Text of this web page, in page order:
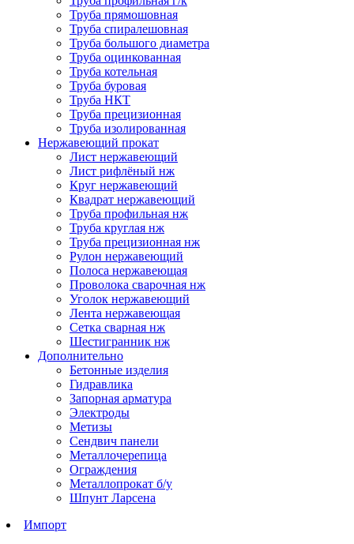
Труба прямошовная
Труба спиралешовная
Труба большого диаметра
Труба оцинкованная
Труба котельная
Труба буровая
Труба НКТ
Труба прецизионная
Труба изолированная
Нержавеющий прокат
Лист нержавеющий
Лист рифлёный нж
Круг нержавеющий
Квадрат нержавеющий
Труба профильная нж
Труба круглая нж
Труба прецизионная нж
Рулон нержавеющий
Полоса нержавеющая
Проволока сварочная нж
Уголок нержавеющий
Лента нержавеющая
Сетка сварная нж
Шестигранник нж
Дополнительно
Бетонные изделия
Гидравлика
Запорная арматура
Электроды
Метизы
Сендвич панели
Металлочерепица
Ограждения
Металлопрокат б/у
Шпунт Ларсена
Импорт